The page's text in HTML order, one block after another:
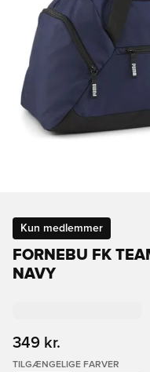
Kun medlemmer
FORNEBU FK
NAVY
349 kr.
TILGÆNGELIGE FARVER